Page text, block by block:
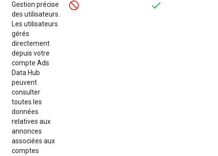
Gestion précise
des utilisateurs.
Les utilisateurs
gérés
directement
depuis votre
compte Ads
Data Hub
peuvent
consulter
toutes les
données
relatives aux
annonces
associées aux
comptes